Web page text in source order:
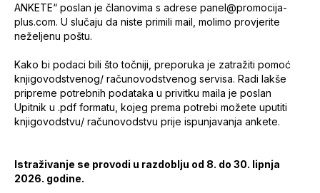
ANKETE“ poslan je članovima s adrese panel@promocija-
plus.com. U slučaju da niste primili mail, molimo provjerite
neželjenu poštu.
Kako bi podaci bili što točniji, preporuka je zatražiti pomoć
knjigovodstvenog/ računovodstvenog servisa. Radi lakše
pripreme potrebnih podataka u privitku maila je poslan
Upitnik u .pdf formatu, kojeg prema potrebi možete uputiti
knjigovodstvu/ računovodstvu prije ispunjavanja ankete.
Istraživanje se provodi u razdoblju od 8. do 30. lipnja
2026. godine.